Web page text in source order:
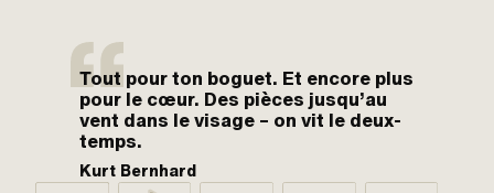
Tout pour ton boguet. Et encore plus
pour le cœur. Des pièces jusqu’au
vent dans le visage – on vit le deux-
temps.
Kurt Bernhard